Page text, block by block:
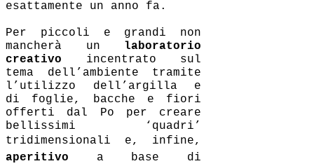
esattamente un anno fa.
Per piccoli e grandi non
mancherà un laboratorio
creativo incentrato sul
tema dell’ambiente tramite
l’utilizzo dell’argilla e
di foglie, bacche e fiori
offerti dal Po per creare
bellissimi ‘quadri’
t ridimensionali e, infine,
aperitivo a base di